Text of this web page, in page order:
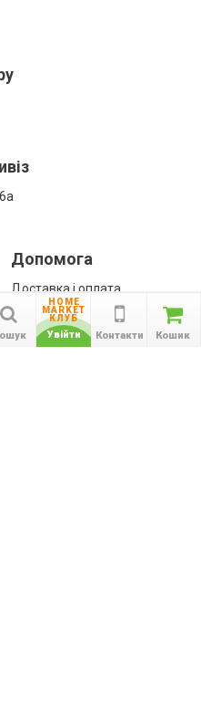
Допомога
Доставка і оплата
Гарантії
Кошик
Контакти
HOME
MARKET
КЛУБ
Увійти